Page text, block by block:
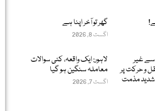
گھر تو آخر اپنا ہے
اگست 8, 2026
غیر
و حرکت پر
شدید مذمت
لاہور: ایک واقعہ، کئی سوالات
معاملہ سنگین ہو گیا
اگست 7, 2026